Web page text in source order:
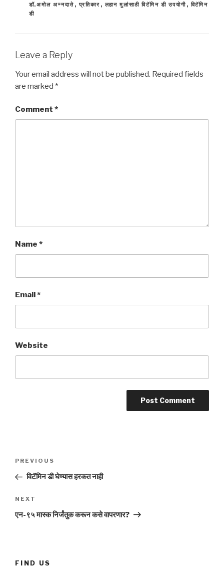
डॉ.अमोल अन्नदाते , प्रतिकार , लहान मुलांसाठी विटॅमिन डी उपयोगी , विटॅमिन
डी
Leave a Reply
Your email address will not be published. Required fields
are marked *
Comment *
Name *
Email*
Website
navigation
Previous
Post
PREVIOUS
विटॅमिन डी घेण्यास हरकत नाही
Next
Post
NEXT
एन-९५ मास्क निर्जंतुक करून कसे वापरणार?
FIND US